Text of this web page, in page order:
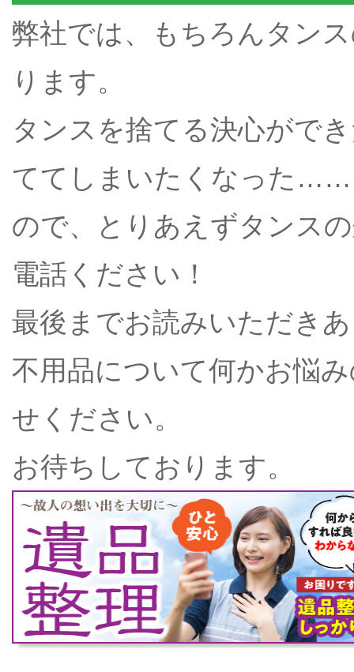
弊社では、もちろんタン
ります。
タンスを捨てる決心がで
ててしまいたくなった……
ので、とりあえずタンス
電話ください！
最後までお読みいただき
不用品について何かお悩
せください。
お待ちしております。